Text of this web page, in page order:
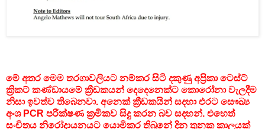
මේ අතර මෙම තරගාවලියට නම්කර සිටි දකුණු අප්‍රිකා ටෙස්ට්
ක්‍රිකට් කණ්ඩායමේ ක්‍රීඩකයන් දෙදෙනෙක්ට කොරෝනා වැලදීම
නිසා ඉවත්ව තිබෙනවා. අනෙක් ක්‍රීඩකයින් සදහා එරට සෞඛ්‍ය
අංශ PCR පරීක්ෂණ ක්‍රමිකව සිදු කරන බව සදහන්. එහෙත්
සංචිතය නිරෝදායනයට යොමිකර තිබුනේ දින තුනක කාලයක්